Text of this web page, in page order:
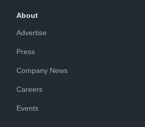
About
Advertise
Press
Company News
Careers
Events